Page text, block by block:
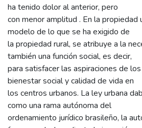
ha tenido dolor al anterior, pero
con menor amplitud . En la propiedad
modelo de lo que se ha exigido de
la propiedad rural, se atribuye a la
también una función social, es decir,
para satisfacer las aspiraciones de
bienestar social y calidad de vida en
los centros urbanos. La ley urbana
como una rama autónoma del
ordenamiento jurídico brasileño, la